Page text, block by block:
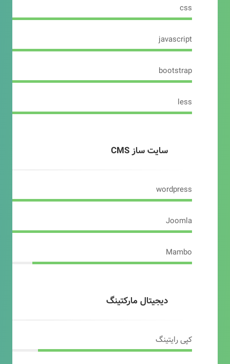
css
javascript
bootstrap
less
سایت ساز CMS
wordpress
Joomla
Mambo
دیجیتال مارکتینگ
کپی رایتینگ